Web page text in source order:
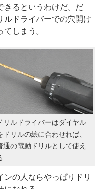
きるというわけだ。だ
ルドライバーでの穴開け
しまう。
リルドライバーはダイヤル
ドリルの絵に合わせれば、
通の電動ドリルとして使え
の人ならやっぱりドリ